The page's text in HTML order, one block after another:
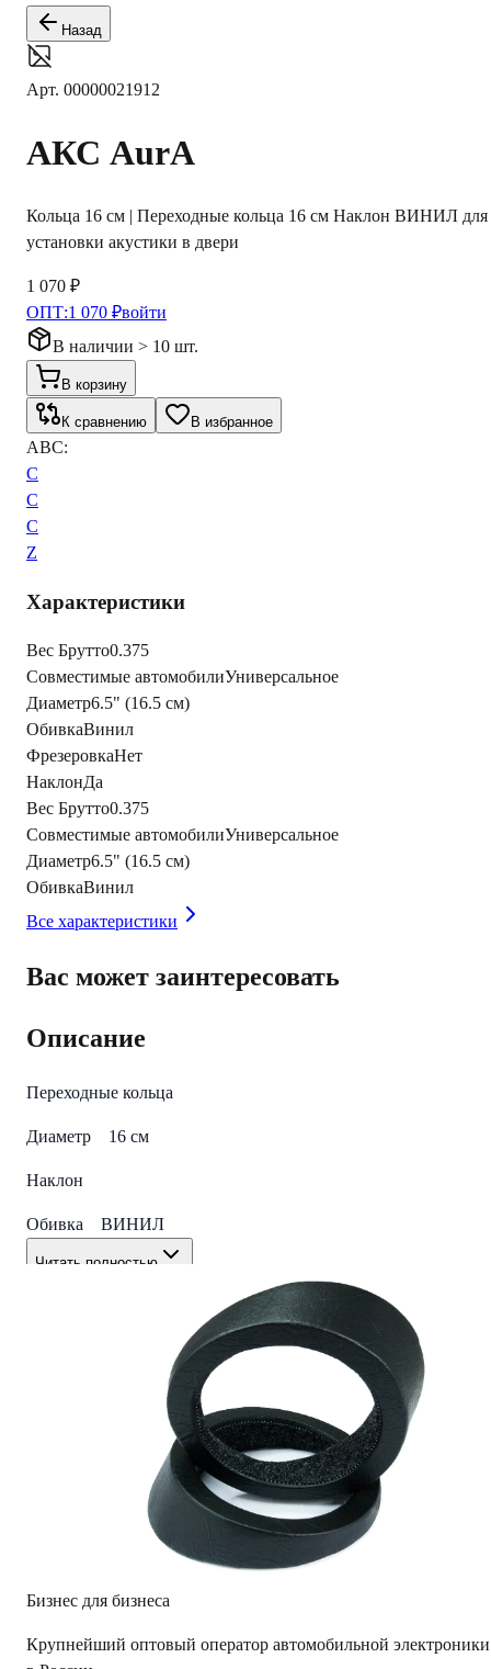
Назад
Арт. 00000021912
АКС AurA
Кольца 16 см | Переходные кольца 16 см Наклон ВИНИЛ для
установки акустики в двери
1 070 ₽
ОПТ:1 070 ₽войти
В наличии > 10 шт.
В корзину
К сравнению В избранное
ABC:
C
C
C
Z
Характеристики
Вес Брутто0.375
Совместимые автомобилиУниверсальное
Диаметр6.5" (16.5 см)
ОбивкаВинил
ФрезеровкаНет
НаклонДа
Вес Брутто0.375
Совместимые автомобилиУниверсальное
Диаметр6.5" (16.5 см)
ОбивкаВинил
Все характеристики
Вас может заинтересовать
Описание
Переходные кольца
Диаметр 16 см
Наклон
Обивка ВИНИЛ
Читать полностью
Характеристики
Совместимые автомобили
6.5" (16.5 см)
Бизнес для бизнеса
Крупнейший оптовый оператор автомобильной электроники